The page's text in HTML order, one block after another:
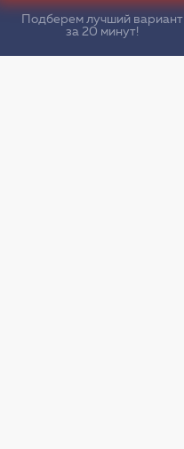
Подберем лучший вариант
за 20 минут!